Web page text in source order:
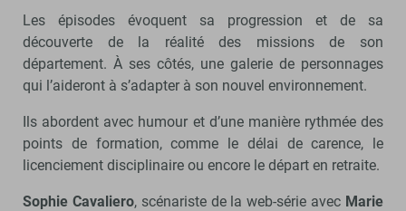
Les épisodes évoquent sa progression et de sa
découverte de la réalité des missions de son
département. À ses côtés, une galerie de personnages
qui l’aideront à s’adapter à son nouvel environnement.
Ils abordent avec humour et d’une manière rythmée des
points de formation, comme le délai de carence, le
licenciement disciplinaire ou encore le départ en retraite.
Sophie Cavaliero, scénariste de la web-série avec Marie